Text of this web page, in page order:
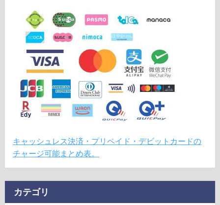
キャッシュレス決済・プリペイド・デビットカードの
チャージ可能まとめ表。
カテゴリ